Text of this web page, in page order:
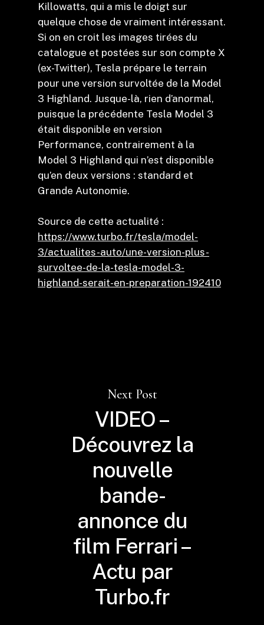
Killowatts, qui a mis le doigt sur
quelque chose de vraiment intéressant.
Si on en croit les images tirées du
catalogue et postées sur son compte X
(ex-Twitter), Tesla prépare le terrain
pour une version survoltée de la Model
3 Highland. Jusque-là, rien d’anormal,
puisque la précédente Tesla Model 3
était disponible en version
Performance, contrairement à la
Model 3 Highland qui n’est disponible
qu’en deux versions : standard et
Grande Autonomie.
Source de cette actualité :
https://www.turbo.fr/tesla/model-
3/actualites-auto/une-version-plus-
survoltee-de-la-tesla-model-3-
highland-serait-en-preparation-192410
Next Post
VIDEO –
Découvrez la
nouvelle
bande-
annonce du
film Ferrari –
Actu par
Turbo.fr